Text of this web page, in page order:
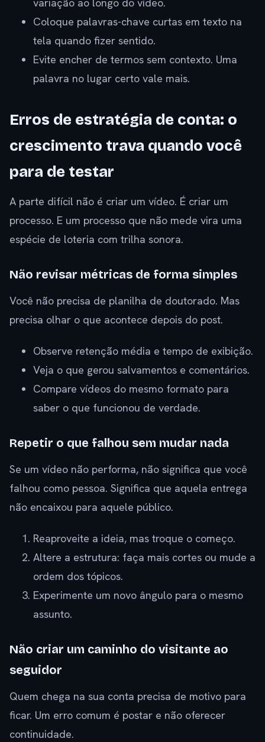
Coloque palavras-chave curtas em texto na
tela quando fizer sentido.
Evite encher de termos sem contexto. Uma
palavra no lugar certo vale mais.
Erros de estratégia de conta: o
crescimento trava quando você
para de testar
A parte difícil não é criar um vídeo. É criar um
processo. E um processo que não mede vira uma
espécie de loteria com trilha sonora.
Não revisar métricas de forma simples
Você não precisa de planilha de doutorado. Mas
precisa olhar o que acontece depois do post.
Observe retenção média e tempo de exibição.
Veja o que gerou salvamentos e comentários.
Compare vídeos do mesmo formato para
saber o que funcionou de verdade.
Repetir o que falhou sem mudar nada
Se um vídeo não performa, não significa que você
falhou como pessoa. Significa que aquela entrega
não encaixou para aquele público.
Reaproveite a ideia, mas troque o começo.
Altere a estrutura: faça mais cortes ou mude a
ordem dos tópicos.
Experimente um novo ângulo para o mesmo
assunto.
Não criar um caminho do visitante ao
seguidor
Quem chega na sua conta precisa de motivo para
ficar. Um erro comum é postar e não oferecer
continuidade.